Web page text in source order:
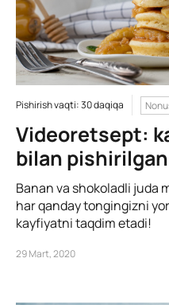
Pishirish vaqti: 30 daqiqa
Videoretsept:
bilan
Banan va shokoladli juda
har qanday tongingizni
kayfiyatni taqdim etadi!
29 Mart, 2020